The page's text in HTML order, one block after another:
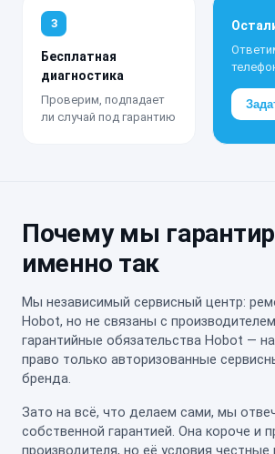
3
Бесплатная
диагностика
Проверим, подпадает
ли случай под гарантию
Почему мы
именно так
Мы независимый сервисный центр:
Hobot, но не связаны с
гарантийные обязательства Hobot —
право только авторизованные
бренда.
Зато на всё, что делаем сами, мы
собственной гарантией. Она короче и
производителя, но её условия